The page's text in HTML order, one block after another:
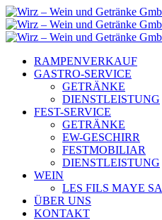
Zum
Inhalt
springen
RAMPENVERKAUF
GASTRO-SERVICE
GETRÄNKE
DIENSTLEISTUNG
FEST-SERVICE
GETRÄNKE
EW-GESCHIRR
FESTMOBILIAR
DIENSTLEISTUNG
WEIN
LES FILS MAYE SA
ÜBER UNS
KONTAKT